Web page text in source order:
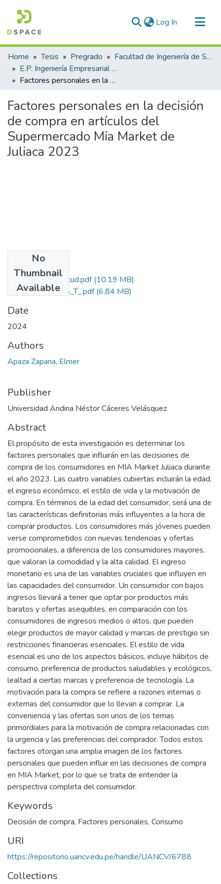
Log In (current)
Communities & Collections
All of DSpace
Statistics
Home Tesis Pregrado
Facultad de Ingeniería de Sistemas
E.P. Ingeniería Empresarial e Informática
Factores personales en la decisión de compra en artículos del Supermercado Mia Market de Juliaca 2023
Factores personales en la decisión
de compra en artículos del
Supermercado Mia Market de
Juliaca 2023
No
Thumbnail
Available
Grado de Similitud.pdf(10.19 MB)
T036_46933718_T_.pdf(6.84 MB)
Date
2024
Authors
Apaza Zapana, Elmer
Publisher
Universidad Andina Néstor Cáceres Velásquez
Abstract
El propósito de esta investigación es determinar los
factores personales que influirán en las decisiones de
compra de los consumidores en MIA Market Juliaca durante
el año 2023. Las cuatro variables cubiertas incluirán la edad,
el ingreso económico, el estilo de vida y la motivación de
compra. En términos de la edad del consumidor, será una de
las características definitorias más influyentes a la hora de
comprar productos. Los consumidores más jóvenes pueden
verse comprometidos con nuevas tendencias y ofertas
promocionales, a diferencia de los consumidores mayores,
que valoran la comodidad y la alta calidad. El ingreso
monetario es una de las variables cruciales que influyen en
las capacidades del consumidor. Un consumidor con bajos
ingresos llevará a tener que optar por productos más
baratos y ofertas asequibles, en comparación con los
consumidores de ingresos medios o altos, que pueden
elegir productos de mayor calidad y marcas de prestigio sin
restricciones financieras esenciales. El estilo de vida
esencial es uno de los aspectos básicos, incluye hábitos de
consumo, preferencia de productos saludables y ecológicos,
lealtad a ciertas marcas y preferencia de tecnología. La
motivación para la compra se refiere a razones internas o
externas del consumidor que lo llevan a comprar. La
conveniencia y las ofertas son unos de los temas
primordiales para la motivación de compra relacionadas con
la urgencia y las preferencias del comprador. Todos estos
factores otorgan una amplia imagen de los factores
personales que pueden influir en las decisiones de compra
en MIA Market, por lo que se trata de entender la
perspectiva completa del consumidor.
Keywords
Decisión de compra, Factores personales, Consumo
URI
https://repositorio.uancv.edu.pe/handle/UANCV/6788
Collections